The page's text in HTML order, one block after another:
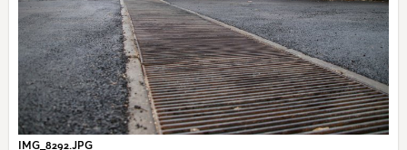
IMG_8292.JPG